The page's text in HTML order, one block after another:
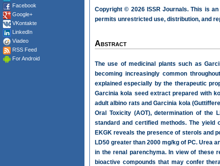
Facebook
Google+
VKontakte
LinkedIn
Viadeo
RSS Feed
For Android
Copyright © 2026 ISSR Journals. This is
permits unrestricted use, distribution, and
Abstract
The use of medicinal plants such as
becoming increasingly common
explained especially by the therapeutic
Garcinia kola seed extract prepared with
adult albino rats and Garcinia kola
Oral Toxicity (AOT), determination of the
standard and certified methods. The yield
EKGK reveals the presence of sterols and
LD50 greater than 2000 mg/kg of PC. Urea
in the renal parenchyma. In view of these
bioactive compounds that may confer